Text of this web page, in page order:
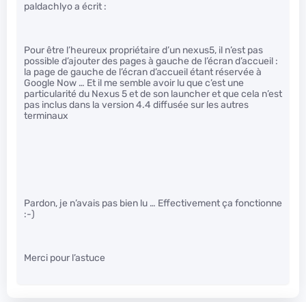
paldachlyo a écrit :
Pour être l’heureux propriétaire d’un nexus5, il n’est pas
possible d’ajouter des pages à gauche de l’écran d’accueil :
la page de gauche de l’écran d’accueil étant réservée à
Google Now … Et il me semble avoir lu que c’est une
particularité du Nexus 5 et de son launcher et que cela n’est
pas inclus dans la version 4.4 diffusée sur les autres
terminaux
Pardon, je n’avais pas bien lu … Effectivement ça fonctionne
:-)
Merci pour l’astuce